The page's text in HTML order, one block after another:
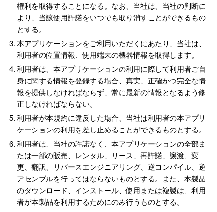
権利を取得することになる。なお、当社は、当社の判断に
より、当該使用許諾をいつでも取り消すことができるもの
とする。
本アプリケーションをご利用いただくにあたり、当社は、
利用者の位置情報、使用端末の機器情報を取得します。
利用者は、本アプリケーションの利用に際して利用者ご自
身に関する情報を登録する場合、真実、正確かつ完全な情
報を提供しなければならず、常に最新の情報となるよう修
正しなければならない。
利用者が本規約に違反した場合、当社は利用者の本アプリ
ケーションの利用を差し止めることができるものとする。
利用者は、当社の許諾なく、本アプリケーションの全部ま
たは一部の販売、レンタル、リース、再許諾、譲渡、変
更、翻訳、リバースエンジニアリング、逆コンパイル、逆
アセンブルを行ってはならないものとする。また、本製品
のダウンロード、インストール、使用または複製は、利用
者が本製品を利用するためにのみ行うものとする。